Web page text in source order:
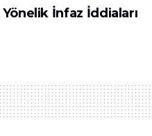
İnfaz İddiaları